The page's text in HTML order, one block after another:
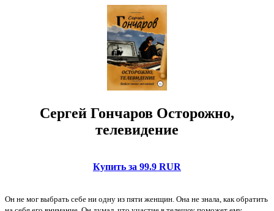
Сергей Гончаров Осторожно,
телевидение
Купить за 99.9 RUR
Он не мог выбрать себе ни одну из пяти женщин. Она не знала, как обратить